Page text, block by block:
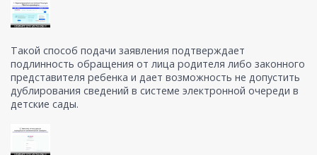
Такой способ подачи заявления подтверждает
подлинность обращения от лица родителя либо законного
представителя ребенка и дает возможность не допустить
дублирования сведений в системе электронной очереди в
детские сады.